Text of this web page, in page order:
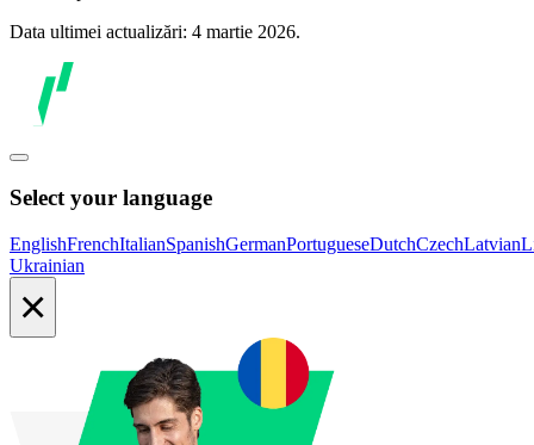
Data ultimei actualizări: 4 martie 2026.
Select your language
EnglishFrenchItalianSpanishGermanPortugueseDutchCzechLatvian
Ukrainian
×